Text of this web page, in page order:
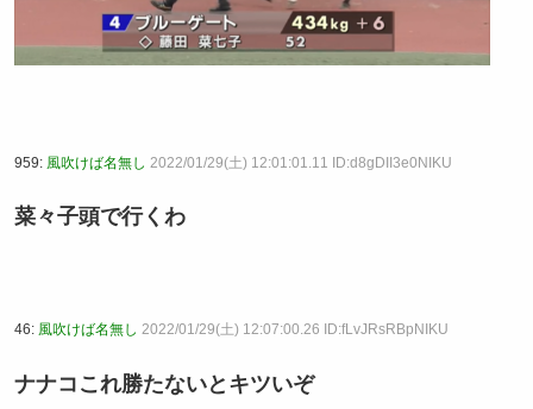
959: 風吹けば名無し 2022/01/29(土) 12:01:01.11 ID:d8gDII3e0NIKU
菜々子頭で行くわ
46: 風吹けば名無し 2022/01/29(土) 12:07:00.26 ID:fLvJRsRBpNIKU
ナナコこれ勝たないとキツいぞ